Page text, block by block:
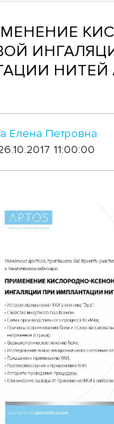
НИТЕЙ
Елена Петровна
11:00:00